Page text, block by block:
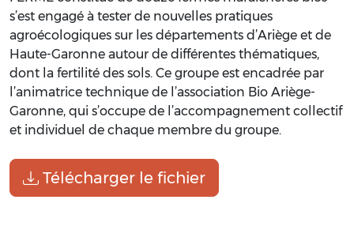
s’est engagé à tester de nouvelles pratiques
agroécologiques sur les départements d’Ariège et de
Haute-Garonne autour de différentes thématiques,
dont la fertilité des sols. Ce groupe est encadrée par
l’animatrice technique de l’association Bio Ariège-
Garonne, qui s’occupe de l’accompagnement collectif
et individuel de chaque membre du groupe.
Télécharger le fichier